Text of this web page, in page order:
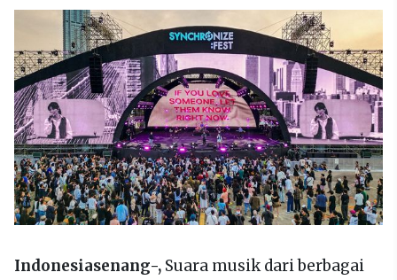
Indonesiasenang-, Suara musik dari berbagai